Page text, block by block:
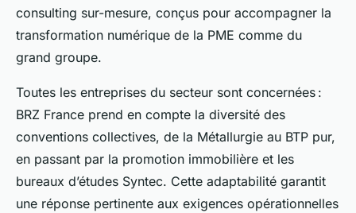
consulting sur-mesure, conçus pour accompagner la
transformation numérique de la PME comme du
grand groupe.
Toutes les entreprises du secteur sont concernées :
BRZ France prend en compte la diversité des
conventions collectives, de la Métallurgie au BTP pur,
en passant par la promotion immobilière et les
bureaux d’études Syntec. Cette adaptabilité garantit
une réponse pertinente aux exigences opérationnelles